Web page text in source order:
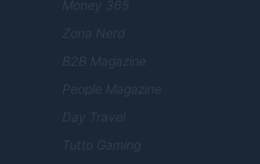
Money 365
Zona Nerd
B2B Magazine
People Magazine
Day Travel
Tutto Gaming